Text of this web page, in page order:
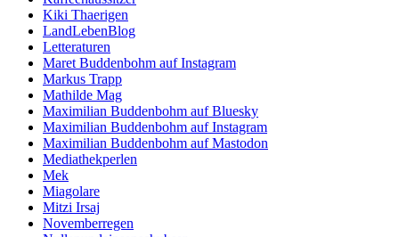
Kiki Thaerigen
LandLebenBlog
Letteraturen
Maret Buddenbohm auf Instagram
Markus Trapp
Mathilde Mag
Maximilian Buddenbohm auf Bluesky
Maximilian Buddenbohm auf Instagram
Maximilian Buddenbohm auf Mastodon
Mediathekperlen
Mek
Miagolare
Mitzi Irsaj
Novemberregen